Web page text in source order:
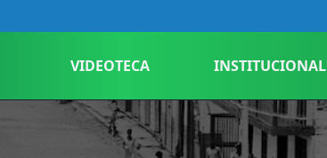
VIDEOTECA INSTITUCIONAL